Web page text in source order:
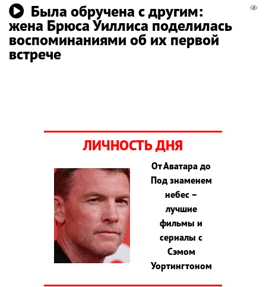
Была обручена с другим:
жена Брюса Уиллиса поделилась
воспоминаниями об их первой
встрече
ЛИЧНОСТЬ ДНЯ
От Аватара до
Под знаменем
небес –
лучшие
фильмы и
сериалы с
Сэмом
Уортингтоном